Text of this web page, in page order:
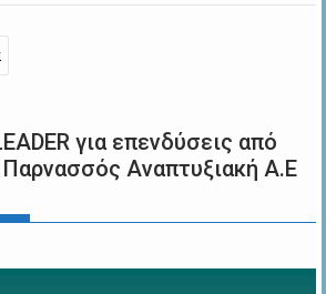
για επενδύσεις από
Αναπτυξιακή Α.Ε